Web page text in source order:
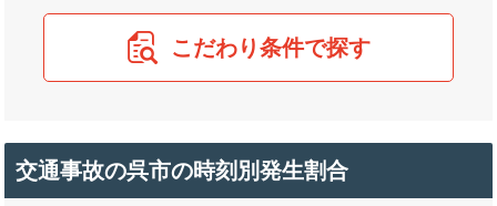
こだわり条件で探す
交通事故の呉市の時刻別発生割合